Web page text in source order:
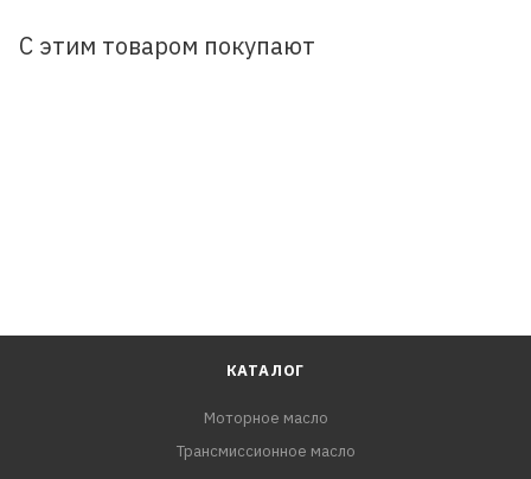
С этим товаром покупают
КАТАЛОГ
Моторное масло
Трансмиссионное масло